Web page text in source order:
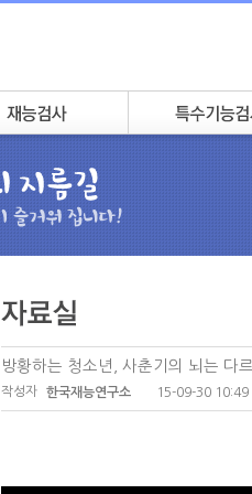
방황하는 청소년, 사춘기의 뇌는 다
작성자 한국재능연구소 15-09-30 10:49